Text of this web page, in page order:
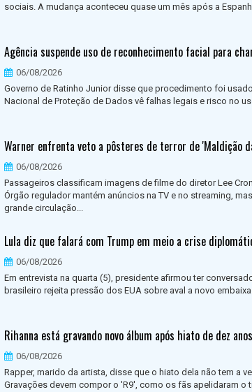
sociais. A mudança aconteceu quase um mês após a
Agência suspende uso de reconhecimento facial para
06/08/2026
Governo de Ratinho Junior disse que procedimento foi
Nacional de Proteção de Dados vê falhas legais e risco no
Warner enfrenta veto a pôsteres de terror de 'Maldição
06/08/2026
Passageiros classificam imagens de filme do diretor Lee
Órgão regulador mantém anúncios na TV e no streaming,
grande circulação...
Lula diz que falará com Trump em meio a crise
06/08/2026
Em entrevista na quarta (5), presidente afirmou ter
brasileiro rejeita pressão dos EUA sobre aval a novo
Rihanna está gravando novo álbum após hiato de dez
06/08/2026
Rapper, marido da artista, disse que o hiato dela não tem a
Gravações devem compor o 'R9', como os fãs apelidaram o